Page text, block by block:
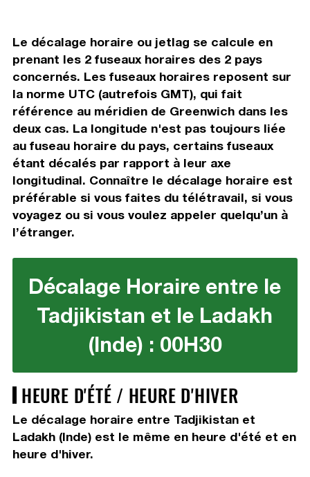
Le décalage horaire ou jetlag se calcule en
prenant les 2 fuseaux horaires des 2 pays
concernés. Les fuseaux horaires reposent sur
la norme UTC (autrefois GMT), qui fait
référence au méridien de Greenwich dans les
deux cas. La longitude n'est pas toujours liée
au fuseau horaire du pays, certains fuseaux
étant décalés par rapport à leur axe
longitudinal. Connaître le décalage horaire est
préférable si vous faites du télétravail, si vous
voyagez ou si vous voulez appeler quelqu’un à
l’étranger.
Décalage Horaire entre le
Tadjikistan et le Ladakh
(Inde) : 00H30
HEURE D'ÉTÉ / HEURE D'HIVER
Le décalage horaire entre Tadjikistan et
Ladakh (Inde) est le même en heure d'été et en
heure d'hiver.